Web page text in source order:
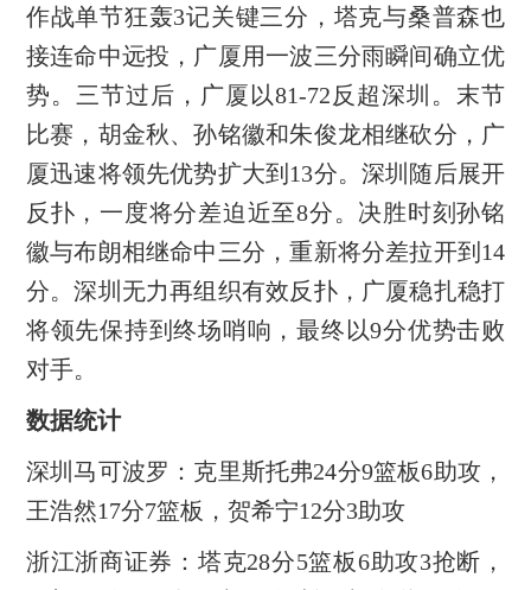
作战单节狂轰3记关键三分，塔克与桑普森也
接连命中远投，广厦用一波三分雨瞬间确立优
势。三节过后，广厦以81-72反超深圳。末节
比赛，胡金秋、孙铭徽和朱俊龙相继砍分，广
厦迅速将领先优势扩大到13分。深圳随后展开
反扑，一度将分差迫近至8分。决胜时刻孙铭
徽与布朗相继命中三分，重新将分差拉开到14
分。深圳无力再组织有效反扑，广厦稳扎稳打
将领先保持到终场哨响，最终以9分优势击败
对手。
数据统计
深圳马可波罗：克里斯托弗24分9篮板6助攻，
王浩然17分7篮板，贺希宁12分3助攻
浙江浙商证券：塔克28分5篮板6助攻3抢断，